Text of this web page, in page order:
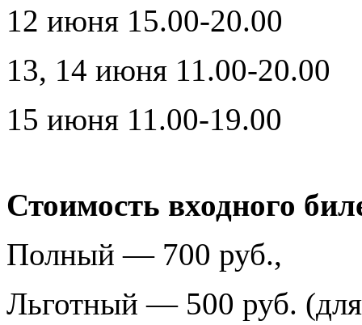
12 июня 15.00-20.00
13, 14 июня 11.00-20.00
15 июня 11.00-19.00
Стоимость входного
Полный — 700 руб.,
Льготный — 500 руб. (для